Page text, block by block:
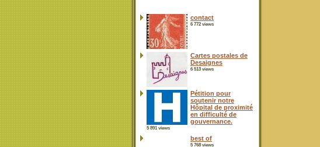
contact
6 772 views
Cartes postales de
Desaignes
6 513 views
Pétition pour
soutenir notre
Hôpital de proximité
en difficulté de
gouvernance.
5 891 views
best of
5 768 views